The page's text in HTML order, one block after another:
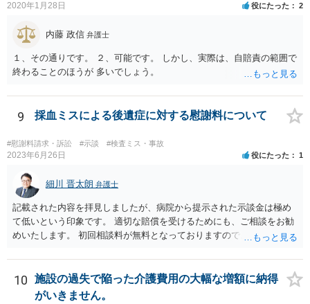
にカルテ等を持って行って相談されたらいかがでしょうか。 頑張って
2020年1月28日 役にたった 2
内藤 政信 弁護士
１、その通りです。 ２、可能です。 しかし、実際は、自賠責の範囲で
終わることのほうが 多いでしょう。
9 採血ミスによる後遺症に対する慰謝料について
#慰謝料請求・訴訟 #示談 #検査ミス・事故
2023年6月26日 役にたった 1
細川 晋太朗 弁護士
記載された内容を拝見しましたが、病院から提示された示談金は極め
て低いという印象です。 適切な賠償を受けるためにも、ご相談をお勧
めいたします。 初回相談料が無料となっておりますので、お問い合わ
10
施設の過失で陥った介護費用の大幅な増額に納得
がいきません。